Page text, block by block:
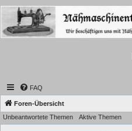
FAQ
Foren-Übersicht
Unbeantwortete Themen Aktive Themen